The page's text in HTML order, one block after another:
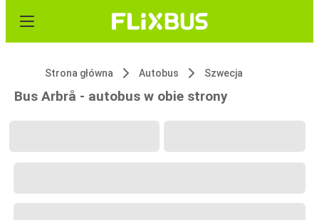
Strona główna Autobus Szwecja
Bus Arbrå - autobus w obie strony